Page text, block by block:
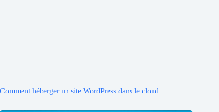
Comment héberger un site WordPress dans le cloud